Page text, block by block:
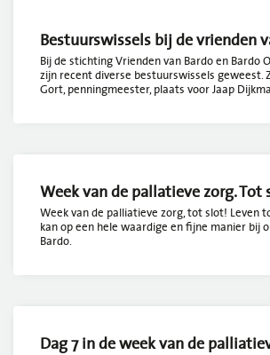
Bestuurswissels bij de vrienden
Bij de stichting Vrienden van Bardo en Bardo
zijn recent diverse bestuurswissels geweest.
Gort, penningmeester, plaats voor Jaap
Week van de pallatieve zorg. Tot
Week van de palliatieve zorg, tot slot! Leven
kan op een hele waardige en fijne manier bij
Bardo.
Dag 7 in de week van de